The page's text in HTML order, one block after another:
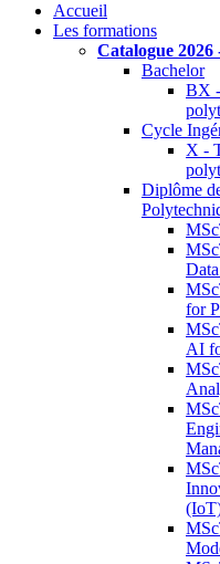
Accueil
Les formations
Catalogue 2026
Bachelor
BX
Cycle
X -
Diplôme
for
AI